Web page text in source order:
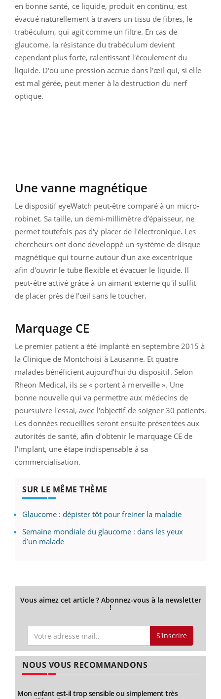
en bonne santé, ce liquide, produit en continu, est
évacué naturellement à travers un tissu de fibres, le
trabéculum, qui agit comme un filtre. En cas de
glaucome, la résistance du trabéculum devient
cependant plus forte, ralentissant l'écoulement du
liquide. D'où une pression accrue dans l'œil qui, si elle
est mal gérée, peut mener à la destruction du nerf
optique.
Une vanne magnétique
Le dispositif eyeWatch peut-être comparé à un micro-
robinet. Sa taille, un demi-millimètre d’épaisseur, ne
permet toutefois pas d'y placer de l'électronique. Les
chercheurs ont donc développé un système de disque
magnétique qui tourne autour d’un axe excentrique
afin d'ouvrir le tube flexible et évacuer le liquide. Il
peut-être activé grâce à un aimant externe qu'il suffit
de placer près de l'œil sans le toucher.
Marquage CE
Le premier patient a été implanté en septembre 2015 à
la Clinique de Montchoisi à Lausanne. Et quatre
malades bénéficient aujourd'hui du dispositif. Selon
Rheon Medical, ils se « portent à merveille ». Une
bonne nouvelle qui va permettre aux médecins de
poursuivre l'essai, avec l'objectif de soigner 30 patients.
Les données recueillies seront ensuite présentées aux
autorités de santé, afin d'obtenir le marquage CE de
l'implant, une étape indispensable à sa
commercialisation.
SUR LE MÊME THÈME
Glaucome : dépister tôt pour freiner la maladie
Semaine mondiale du glaucome : dans les yeux
d’un malade
Vous aimez cet article ? Abonnez-vous à la newsletter
!
S'inscrire
NOUS VOUS RECOMMANDONS
Mon enfant est-il trop sensible ou simplement très